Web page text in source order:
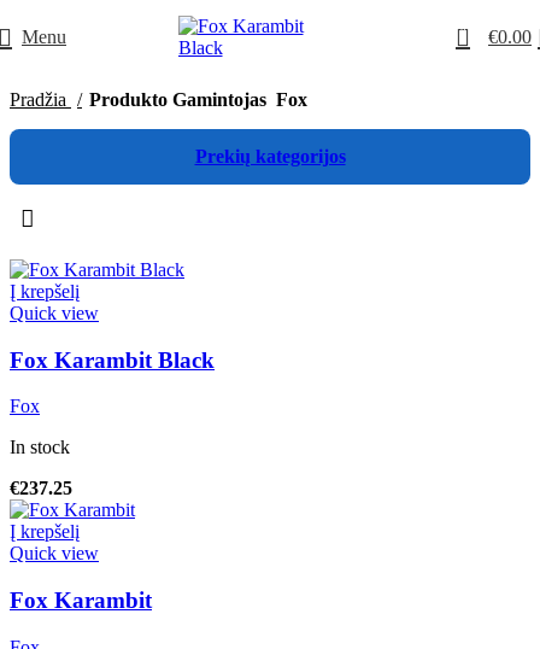
Menu 0 €0.00
Pradžia Produkto Gamintojas Fox
Prekių kategorijos
Į krepšelį
Quick view
Fox Karambit Black
Fox
In stock
€237.25
Į krepšelį
Quick view
Fox Karambit